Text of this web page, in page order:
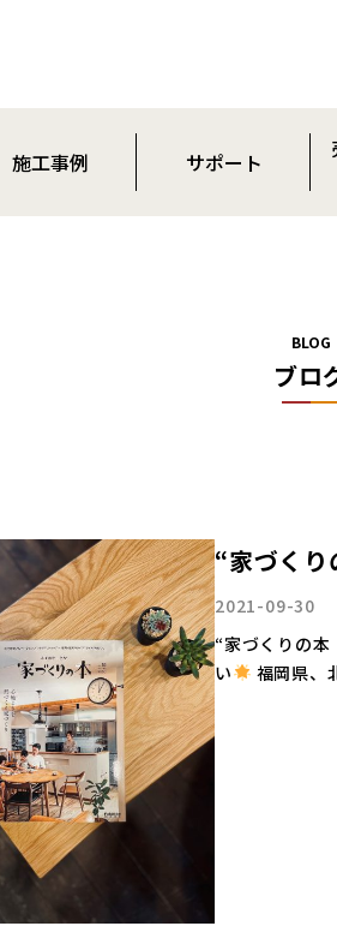
施工事例 サポート
BLOG
ブロ
“家づくり
2021-09-30
“家づくりの
い
福岡県、